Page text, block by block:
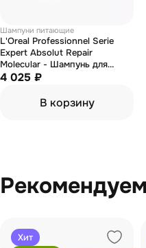
Шампуни питающие
L'Oreal Professionnel Serie
Expert Absolut Repair
Molecular - Шампунь для
волос 300 мл
4 025 ₽
В корзину
Хит